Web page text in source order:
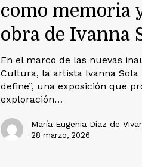
como memoria
obra de Ivanna
En el marco de las nuevas
Cultura, la artista Ivanna Sola
define”, una exposición que
exploración…
María Eugenia Diaz de Vivar
28 marzo, 2026